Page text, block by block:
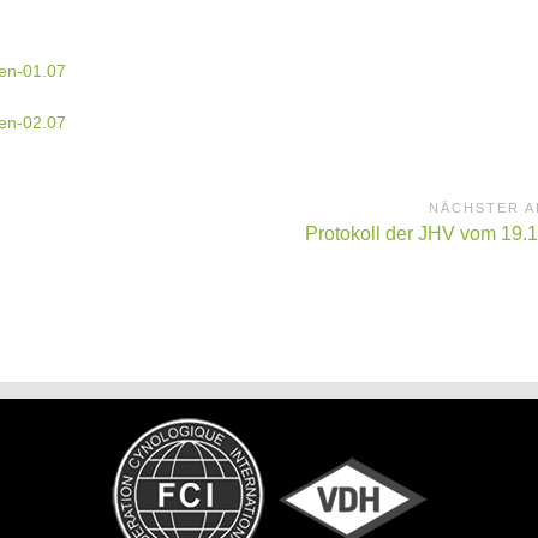
01.07
02.07
NÄCHSTER
Nächster
Protokoll der JHV vom